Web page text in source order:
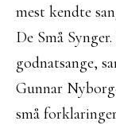
mest kendte
De Små
godnatsange,
Gunnar
små